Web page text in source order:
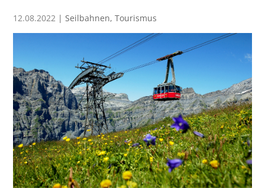
12.08.2022 |Seilbahnen,Tourismus